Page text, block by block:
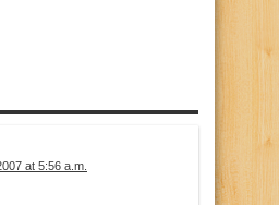
at 5:56 a.m.